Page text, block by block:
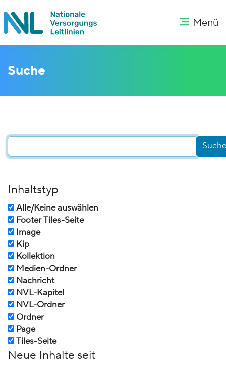
Menü
Suche
Inhaltstyp
Alle/Keine auswählen
Footer Tiles-Seite
Image
Kip
Kollektion
Medien-Ordner
Nachricht
NVL-Kapitel
NVL-Ordner
Ordner
Page
Tiles-Seite
Neue Inhalte seit